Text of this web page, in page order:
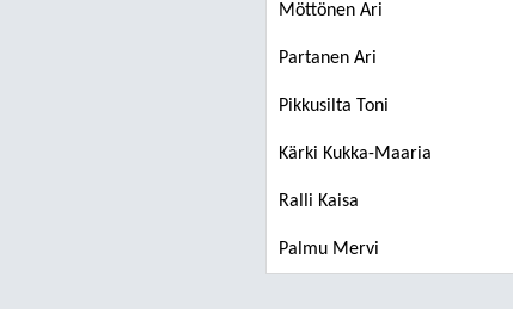
Möttönen Ari
Partanen Ari
Pikkusilta Toni
Kärki Kukka-Maaria
Ralli Kaisa
Palmu Mervi